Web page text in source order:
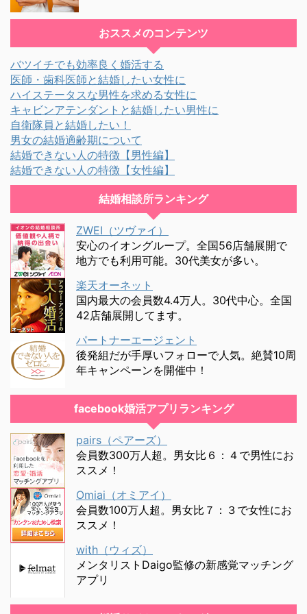
おススメのコンテンツ
バツイチでも効率良く婚活する
医師・歯科医師と結婚したい女性に
ハイステータスな男性を求める女性に
キャビンアテンダントと結婚したい男性に
自衛隊員と結婚したい！
男女の結婚適齢期について
結婚できない人の特徴【男性編】
結婚できない人の特徴【女性編】
結婚相談所ランキング
ZWEI（ツヴァイ）
安心のイオングループ。全国56店舗展開で
地方でも利用可能。30代美女が多い。
楽天オーネット
国内最大の会員数4.4万人。30代中心。全国
42店舗展開してます。
パートナーエージェント
後発組だが手厚いフォローで人気。絶賛10周
年キャンペーンを開催中！
facebook婚活アプリランキング
pairs（ペアーズ）
会員数300万人超。男女比６：４で男性にお
ススメ！
Omiai（オミアイ）
会員数100万人超。男女比７：３で女性にお
ススメ！
with（ウィズ）
メンタリストDaigo監修の新感覚マッチング
アプリ